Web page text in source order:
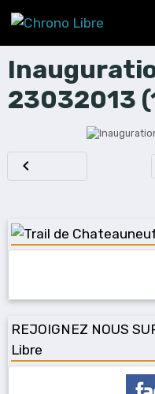
23032013
REJOIGNEZ NOUS
Libre